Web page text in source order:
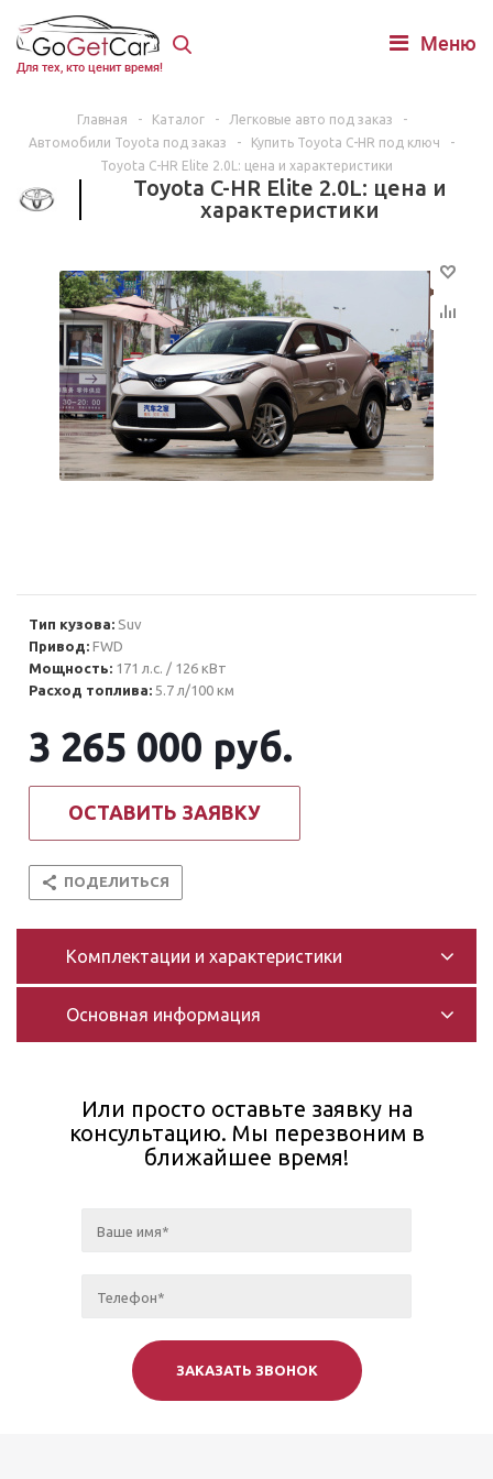
Для тех, кто ценит время!
Меню
Главная - Каталог - Легковые авто под заказ
-
Автомобили Toyota под заказ
- Купить Toyota C-HR под ключ
-
Toyota C-HR Elite 2.0L: цена и характеристики
Toyota C-HR Elite 2.0L: цена и
характеристики
Тип кузова: Suv
Привод: FWD
Мощность: 171 л.с. / 126 кВт
Расход топлива: 5.7 л/100 км
3 265 000 руб.
ОСТАВИТЬ ЗАЯВКУ
ПОДЕЛИТЬСЯ
Комплектации и характеристики
Основная информация
Или просто оставьте заявку на
консультацию. Мы перезвоним в
ближайшее время!